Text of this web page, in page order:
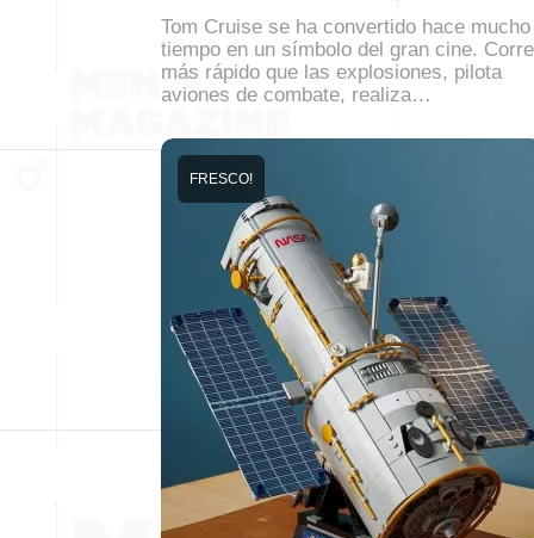
Tom Cruise se ha convertido hace mucho
tiempo en un símbolo del gran cine. Corre
más rápido que las explosiones, pilota
aviones de combate, realiza…
FRESCO!